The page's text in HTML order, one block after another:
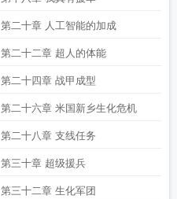
第二十章 人工智能的加成
第二十二章 超人的体能
第二十四章 战甲成型
第二十六章 米国新乡生化危机
第二十八章 支线任务
第三十章 超级援兵
第三十二章 生化军团